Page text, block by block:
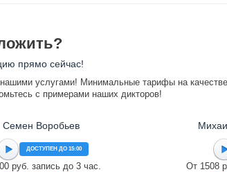
прямо сейчас!
услугами! Минимальные тарифы на
с примерами наших дикторов!
Семен Воробьев
ДОСТУПЕН ДО 15:00
руб. запись до 3 час.
От 1508